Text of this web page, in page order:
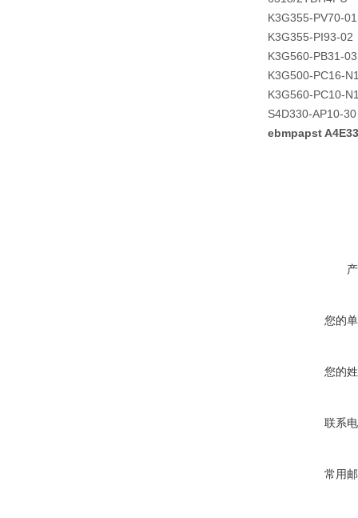
K3G355-PV70-01
K3G355-PI93-02
K3G560-PB31-03
K3G500-PC16-
K3G560-PC10-
S4D330-AP10-30
ebmpapst
您的
您的
联系
常用